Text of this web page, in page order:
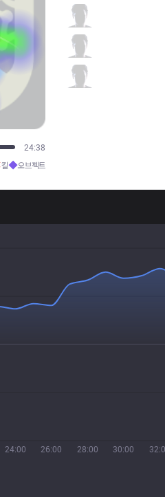
30:00
킬◆오브젝트
24:00 26:00 28:00 30:00